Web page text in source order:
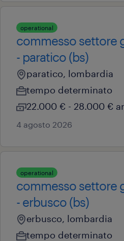
operational
commesso settore
- paratico (bs)
paratico, lombardia
tempo determinato
22.000 € - 28.000 €
4 agosto 2026
operational
commesso settore
- erbusco (bs)
erbusco, lombardia
tempo determinato